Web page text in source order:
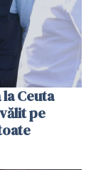
Ceuta
pe